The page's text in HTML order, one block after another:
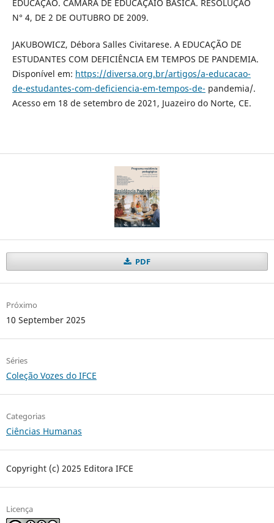
EDUCAÇÃO. CÂMARA DE EDUCAÇÃIO BÁSICA. RESOLUÇÃO
N° 4, DE 2 DE OUTUBRO DE 2009.
JAKUBOWICZ, Débora Salles Civitarese. A EDUCAÇÃO DE
ESTUDANTES COM DEFICIÊNCIA EM TEMPOS DE PANDEMIA.
Disponível em: https://diversa.org.br/artigos/a-educacao-
de-estudantes-com-deficiencia-em-tempos-de- pandemia/.
Acesso em 18 de setembro de 2021, Juazeiro do Norte, CE.
PDF
Próximo
10 September 2025
Séries
Coleção Vozes do IFCE
Categorias
Ciências Humanas
Copyright (c) 2025 Editora IFCE
Licença